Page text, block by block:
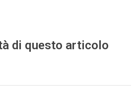
di questo articolo